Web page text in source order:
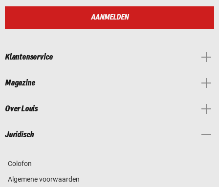
AANMELDEN
Klantenservice
Magazine
Over Louis
Juridisch
Colofon
Algemene voorwaarden